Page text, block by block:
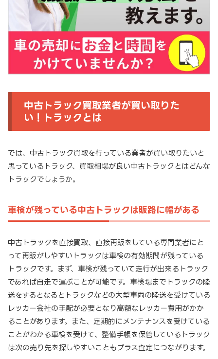
中古トラック買取業者が買い取りた
い！トラックとは
では、中古トラック買取を行っている業者が買い取りたいと
思っているトラック、買取相場が良い中古トラックとはどんな
トラックでしょうか。
車検が残っている中古トラックは販路に幅がある
中古トラックを直接買取、直接再販をしている専門業者にと
って再販がしやすいトラックは車検の有効期間が残っている
トラックです。まず、車検が残っていて走行が出来るトラック
であれば自走で運ぶことが可能です。車検場までトラックの陸
送をするとなるとトラックなどの大型車両の陸送を受けている
レッカー会社の手配が必要となり高額なレッカー費用がかか
ることがあります。また、定期的にメンテナンスを受けている
ことがわかる車検を受けて、整備手帳を保管しているトラック
は次の売り先を探しやすいこともプラス査定につながります。